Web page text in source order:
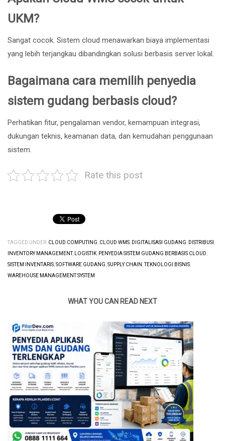
UKM?
Sangat cocok. Sistem cloud menawarkan biaya implementasi
yang lebih terjangkau dibandingkan solusi berbasis server lokal.
Bagaimana cara memilih penyedia
sistem gudang berbasis cloud?
Perhatikan fitur, pengalaman vendor, kemampuan integrasi,
dukungan teknis, keamanan data, dan kemudahan penggunaan
sistem.
Rate this post
TAGGED UNDER: CLOUD COMPUTING CLOUD WMS DIGITALISASI GUDANG DISTRIBUSI
INVENTORY MANAGEMENT, LOGISTIK PENYEDIA SISTEM GUDANG BERBASIS CLOUD
SISTEM INVENTARIS SOFTWARE GUDANG SUPPLY CHAIN ,TEKNOLOGI BISNIS
WAREHOUSE MANAGEMENT SYSTEM
WHAT YOU CAN READ NEXT